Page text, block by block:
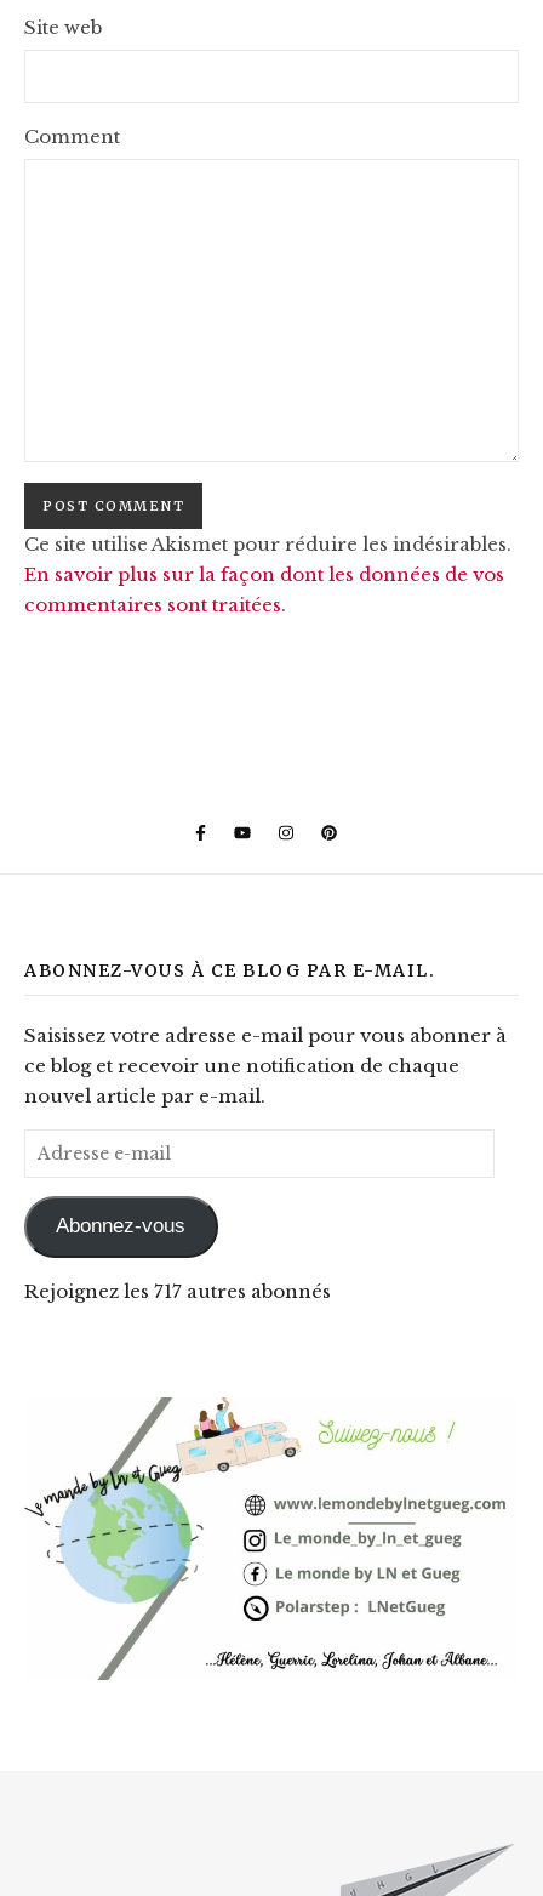
Site web
Comment
Ce site utilise Akismet pour réduire les indésirables.
En savoir plus sur la façon dont les données de vos
commentaires sont traitées.
ABONNEZ-VOUS À CE BLOG PAR E-MAIL.
Saisissez votre adresse e-mail pour vous abonner à
ce blog et recevoir une notification de chaque
nouvel article par e-mail.
Adresse e-mail
Abonnez-vous
Rejoignez les 717 autres abonnés